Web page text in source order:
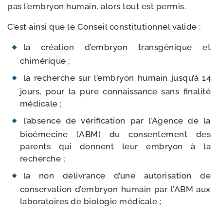
pas l’embryon humain, alors tout est permis.
C’est ain­si que le Conseil consti­tu­tion­nel valide :
la créa­tion d’embryon trans­gé­nique et
chimérique ;
la recherche sur l’embryon humain jusqu’à 14
jours, pour la pure connais­sance sans fina­li­té
médicale ;
l’absence de véri­fi­ca­tion par l’Agence de la
bioé­me­cine (ABM) du consen­te­ment des
parents qui donnent leur embryon à la
recherche ;
la non déli­vrance d’une auto­ri­sa­tion de
conser­va­tion d’embryon humain par l’ABM aux
labo­ra­toires de bio­lo­gie médicale ;